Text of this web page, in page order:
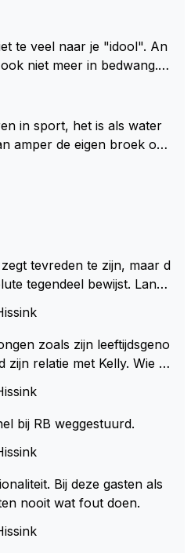
uitlaat gassen inade
dat de F1 motor schone
Dus denk echt niet dat de
om een euro in het cir
te veel naar je "idool". An
niet meer in bedwang. Zi
in sport, het is als water
amper de eigen broek oph
vergelijken met de sherif
Hood) welk achter de bom
stuiver te ber
ooit maar een stuiver in Z
en dat zal ook nooit gebe
gelden en vergunningen bi
MOET je dan weer
tevreden te zijn, maar d
bewijst. Lando
;)
zoals zijn leeftijdsgeno
zijn relatie met Kelly. Wie g
heeft van een voorm
23 jaar? Hij doet dingen
een uitje voor zijn t
is hij al eigenaar van een su
alleen speciaal in de aut
bij RB weggestuurd.
Bij deze gasten als
nooit wat fout doen.